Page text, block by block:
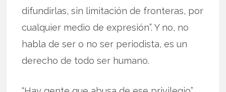
difundirlas, sin limitación de fronteras, por
cualquier medio de expresión”. Y no, no
habla de ser o no ser periodista, es un
derecho de todo ser humano.